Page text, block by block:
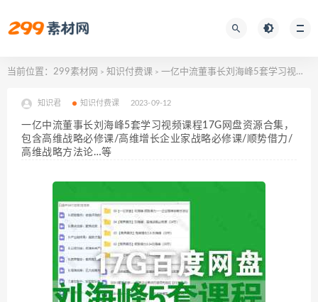
当前位置： 299素材网 > 知识付费课 > 一亿中流董事长刘海峰5套学习视频课程17G网盘资源合集，包含高维战略必修课/高维增长企业家战略必修课/顺势借力/高维战略方法论…等
知识君 知识付费课 2023-09-12
一亿中流董事长刘海峰5套学习视频课程17G网盘资源合集，
包含高维战略必修课/高维增长企业家战略必修课/顺势借力/
高维战略方法论…等